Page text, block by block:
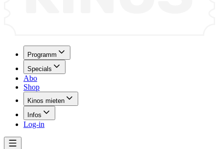
Programm
Specials
Abo
Shop
Kinos mieten
Infos
Log-in